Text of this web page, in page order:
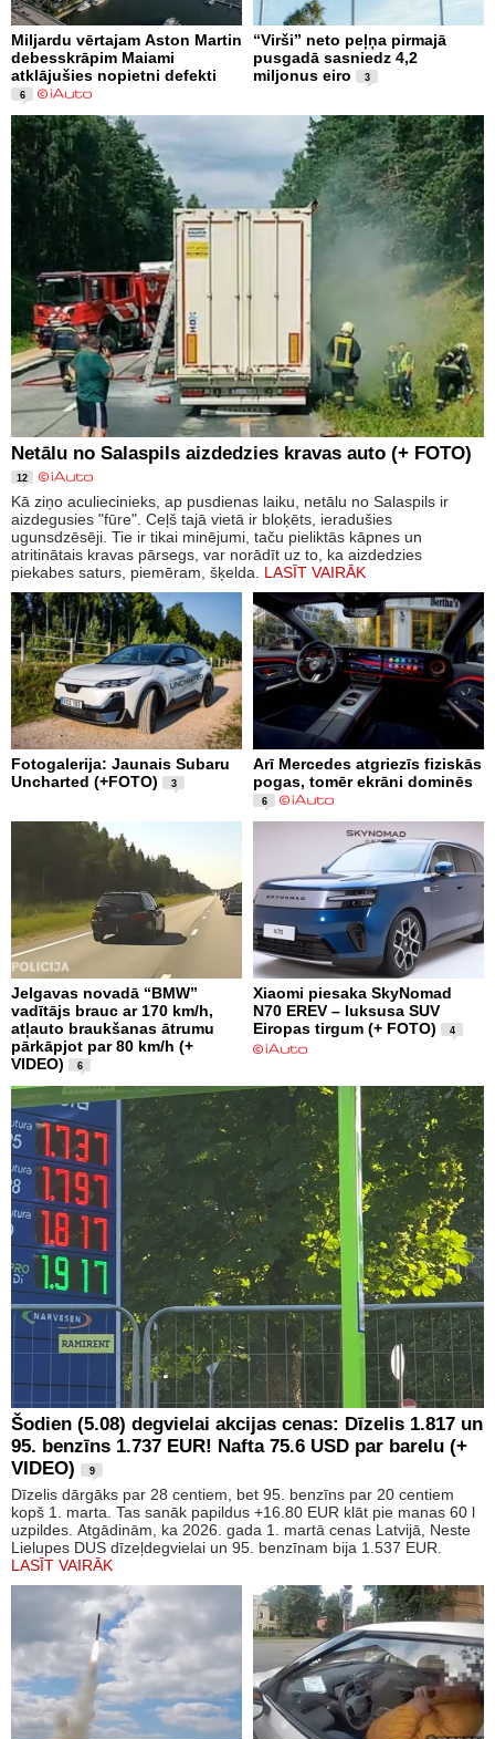
Miljardu vērtajam Aston Martin
debesskrāpim Maiami
atklājušies nopietni defekti
6
“Virši” neto peļņa pirmajā
pusgadā sasniedz 4,2
miljonus eiro
3
Netālu no Salaspils aizdedzies kravas auto (+ FOTO)
12
Kā ziņo aculiecinieks, ap pusdienas laiku, netālu no Salaspils ir
aizdegusies "fūre". Ceļš tajā vietā ir bloķēts, ieradušies
ugunsdzēsēji. Tie ir tikai minējumi, taču pieliktās kāpnes un
atritinātais kravas pārsegs, var norādīt uz to, ka aizdedzies
piekabes saturs, piemēram, šķelda. LASĪT VAIRĀK
Fotogalerija: Jaunais Subaru
Uncharted (+FOTO)
3
Arī Mercedes atgriezīs fiziskās
pogas, tomēr ekrāni dominēs
6
Jelgavas novadā “BMW”
vadītājs brauc ar 170 km/h,
atļauto braukšanas ātrumu
pārkāpjot par 80 km/h (+
VIDEO)
6
Xiaomi piesaka SkyNomad
N70 EREV – luksusa SUV
Eiropas tirgum (+ FOTO)
4
Šodien (5.08) degvielai akcijas cenas: Dīzelis 1.817 un
95. benzīns 1.737 EUR! Nafta 75.6 USD par barelu (+
VIDEO)
9
Dīzelis dārgāks par 28 centiem, bet 95. benzīns par 20 centiem
kopš 1. marta. Tas sanāk papildus +16.80 EUR klāt pie manas 60 l
uzpildes. Atgādinām, ka 2026. gada 1. martā cenas Latvijā, Neste
Lielupes DUS dīzeļdegvielai un 95. benzīnam bija 1.537 EUR.
LASĪT VAIRĀK